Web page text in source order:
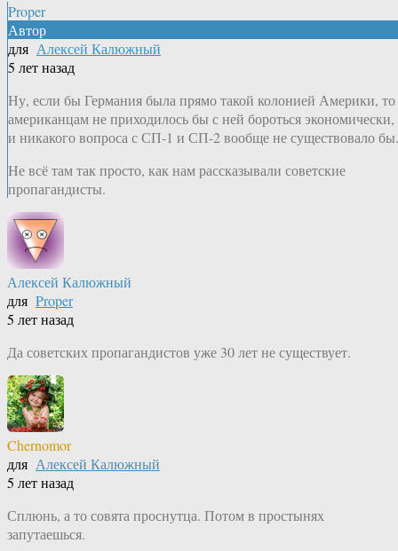
Proper
Автор
для Алексей Калюжный
5 лет назад
Ну, если бы Германия была прямо такой колонией Америки, то
американцам не приходилось бы с ней бороться экономически,
и никакого вопроса с СП-1 и СП-2 вообще не существовало бы.
Не всё там так просто, как нам рассказывали советские
пропагандисты.
Алексей Калюжный
для Proper
5 лет назад
Да советских пропагандистов уже 30 лет не существует.
Chernomor
для Алексей Калюжный
5 лет назад
Сплюнь, а то совята проснутца. Потом в простынях
запутаешься.